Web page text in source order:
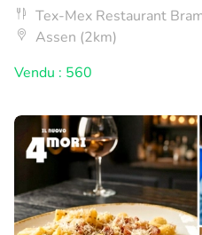
Tex-Mex Restaurant
Assen (2km)
Vendu : 560